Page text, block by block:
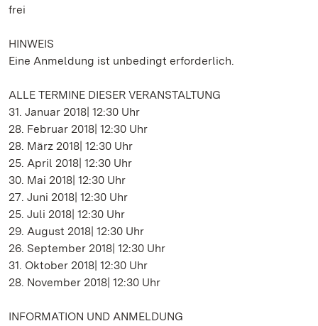
frei
HINWEIS
Eine Anmeldung ist unbedingt erforderlich.
ALLE TERMINE DIESER VERANSTALTUNG
31. Januar 2018| 12:30 Uhr
28. Februar 2018| 12:30 Uhr
28. März 2018| 12:30 Uhr
25. April 2018| 12:30 Uhr
30. Mai 2018| 12:30 Uhr
27. Juni 2018| 12:30 Uhr
25. Juli 2018| 12:30 Uhr
29. August 2018| 12:30 Uhr
26. September 2018| 12:30 Uhr
31. Oktober 2018| 12:30 Uhr
28. November 2018| 12:30 Uhr
INFORMATION UND ANMELDUNG